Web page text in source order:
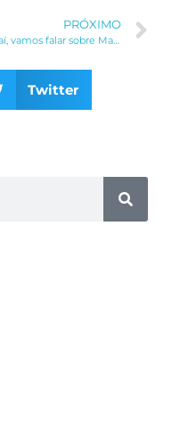
PRÓXIMO
E aí, vamos falar sobre Marketing para Franquias?
Twitter